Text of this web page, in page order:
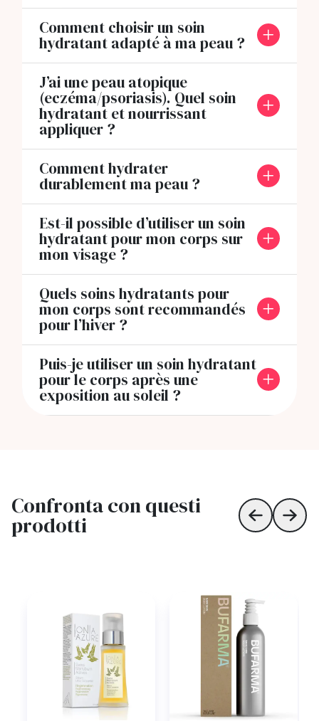
Comment choisir un soin
hydratant adapté à ma peau ?
J’ai une peau atopique
(eczéma/psoriasis). Quel soin
hydratant et nourrissant
appliquer ?
Comment hydrater
durablement ma peau ?
Est-il possible d’utiliser un soin
hydratant pour mon corps sur
mon visage ?
Quels soins hydratants pour
mon corps sont recommandés
pour l’hiver ?
Puis-je utiliser un soin hydratant
pour le corps après une
exposition au soleil ?
Confronta con questi
prodotti Skip toSkip